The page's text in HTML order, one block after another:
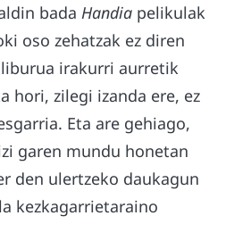
bada Handia pelikulak
oso zehatzak ez diren
irakurri aurretik
hori, zilegi izanda ere, ez
Eta are gehiago,
garen mundu honetan
den ulertzeko daukagun
kezkagarrietaraino